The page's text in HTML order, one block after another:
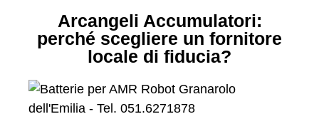
Arcangeli Accumulatori:
perché scegliere un fornitore
locale di fiducia?